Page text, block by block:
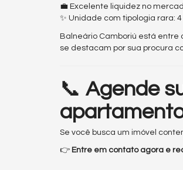
💼 Excelente liquidez no
✨ Unidade com tipologia rara:
Balneário Camboriú está entre
se destacam por sua procura
📞 Agende
Se você busca um imóvel
👉 Entre em contato agora e